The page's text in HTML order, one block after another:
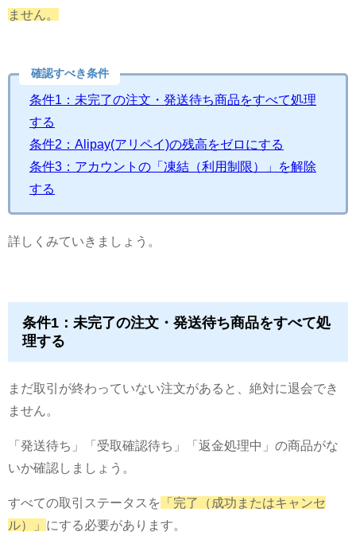
ません。
確認すべき条件
条件1：未完了の注文・発送待ち商品をすべて処理
する
条件2：Alipay(アリペイ)の残高をゼロにする
条件3：アカウントの「凍結（利用制限）」を解除
する
詳しくみていきましょう。
条件1：未完了の注文・発送待ち商品をすべて処
理する
まだ取引が終わっていない注文があると、絶対に退会でき
ません。
「発送待ち」「受取確認待ち」「返金処理中」の商品がな
いか確認しましょう。
すべての取引ステータスを
「完了（成功またはキャンセ
ル）」 にする必要があります。